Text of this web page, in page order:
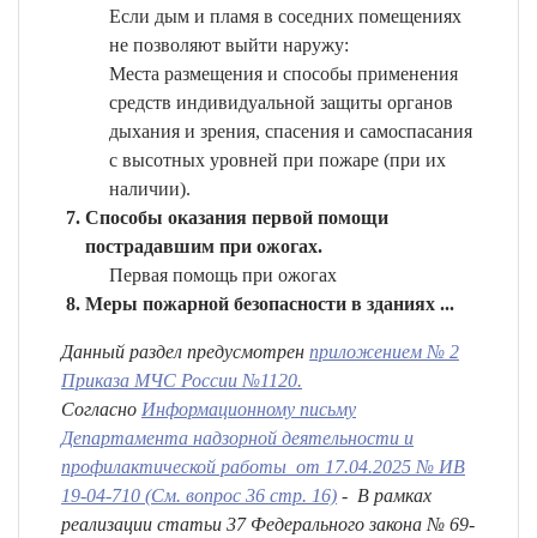
Если дым и пламя в соседних помещениях
не позволяют выйти наружу:
Места размещения и способы применения
средств индивидуальной защиты органов
дыхания и зрения, спасения и самоспасания
с высотных уровней при пожаре (при их
наличии).
Способы оказания первой помощи
пострадавшим при ожогах.
Первая помощь при ожогах
Меры пожарной безопасности в зданиях ...
Данный раздел предусмотрен приложением № 2
Приказа МЧС России №1120.
Согласно Информационному письму
Департамента надзорной деятельности и
профилактической работы от 17.04.2025 № ИВ
19-04-710 (См. вопрос 36 стр. 16) - В рамках
реализации статьи 37 Федерального закона № 69-